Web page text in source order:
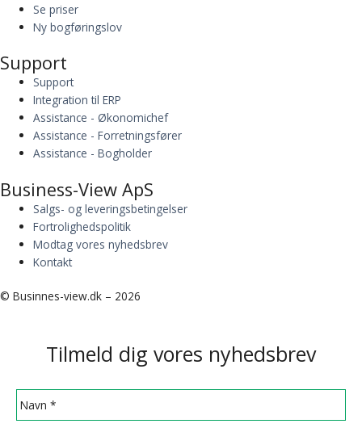
Se priser
Ny bogføringslov
Support
Support
Integration til ERP
Assistance - Økonomichef
Assistance - Forretningsfører
Assistance - Bogholder
Business-View ApS
Salgs- og leveringsbetingelser
Fortrolighedspolitik
Modtag vores nyhedsbrev
Kontakt
© Businnes-view.dk – 2026
Tilmeld dig vores nyhedsbrev
Navn